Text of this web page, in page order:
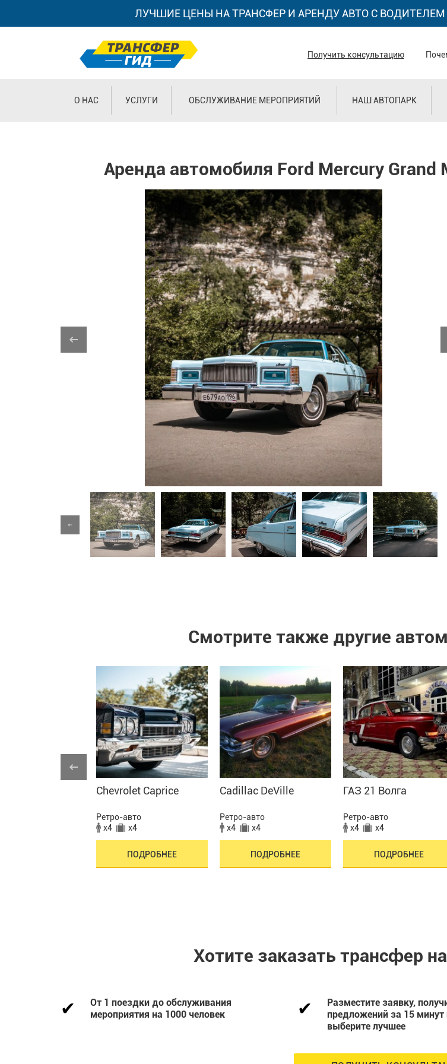
ЛУЧШИЕ ЦЕНЫ НА ТРАНСФЕР И АРЕНДУ АВТО С
Получить консультацию
О НАС УСЛУГИ ОБСЛУЖИВАНИЕ МЕРОПРИЯТИЙ НАШ АВТОПАРК
Аренда автомобиля Ford Mercury Grand
Смотрите также другие
Chevrolet Caprice
Ретро-авто
x4
x4
ПОДРОБНЕЕ
Cadillac DeVille
Ретро-авто
x4
x4
ПОДРОБНЕЕ
ГАЗ 21 Волга
Ретро-авто
x4
x4
ПОДРОБНЕЕ
Хотите заказать трансфер
От 1 поездки до обслуживания
мероприятия на 1000 человек
Разместите заявку,
предложений за 15 минут
выберите лучшее